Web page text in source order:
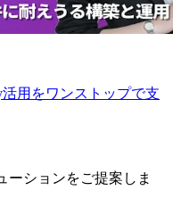
用をワンストップで支
ーションをご提案しま